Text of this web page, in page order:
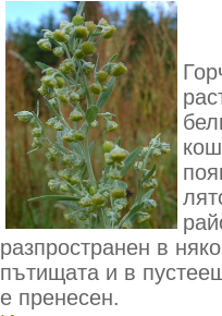
разпространен в
пътищата и в
е пренесен.